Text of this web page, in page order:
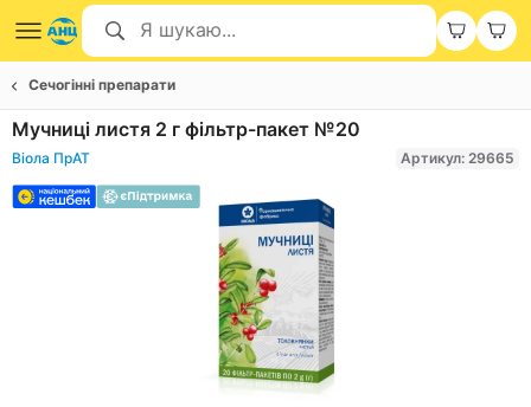
Сечогінні препарати
Мучниці листя 2 г фільтр-пакет №20
Віола ПрАТ Артикул: 29665